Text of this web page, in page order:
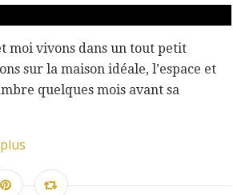
moi vivons dans un tout petit
sur la maison idéale, l’espace et
quelques mois avant sa